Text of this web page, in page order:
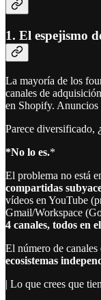
1. El espejismo
La mayoría de los
canales de
en Shopify. Anuncios
Parece diversificado,
*No lo es.*
El problema no está
compartidas
vídeos en YouTube
Gmail/Workspace
4 canales, todos en
El número de
ecosistemas
| Lo que crees que